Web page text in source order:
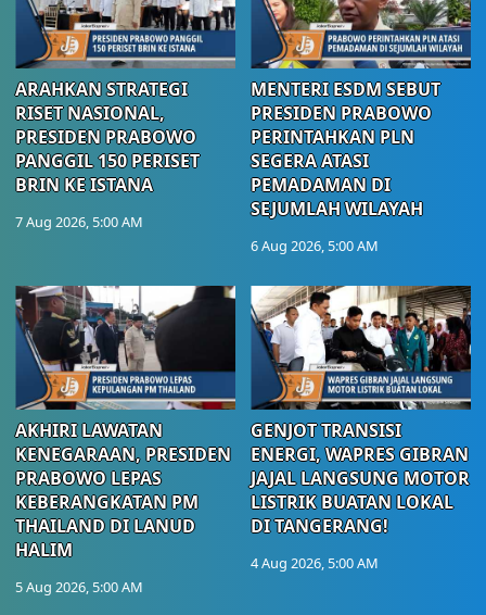
ARAHKAN STRATEGI
RISET NASIONAL,
PRESIDEN PRABOWO
PANGGIL 150 PERISET
BRIN KE ISTANA
7 Aug 2026, 5:00 AM
MENTERI ESDM SEBUT
PRESIDEN PRABOWO
PERINTAHKAN PLN
SEGERA ATASI
PEMADAMAN DI
SEJUMLAH WILAYAH
6 Aug 2026, 5:00 AM
AKHIRI LAWATAN
KENEGARAAN, PRESIDEN
PRABOWO LEPAS
KEBERANGKATAN PM
THAILAND DI LANUD
HALIM
5 Aug 2026, 5:00 AM
GENJOT TRANSISI
ENERGI, WAPRES GIBRAN
JAJAL LANGSUNG MOTOR
LISTRIK BUATAN LOKAL
DI TANGERANG!
4 Aug 2026, 5:00 AM